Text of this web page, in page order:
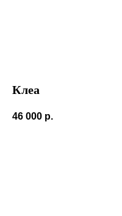
Клеа
46 000 р.